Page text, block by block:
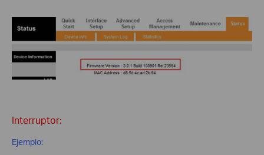
Interruptor:
Ejemplo: